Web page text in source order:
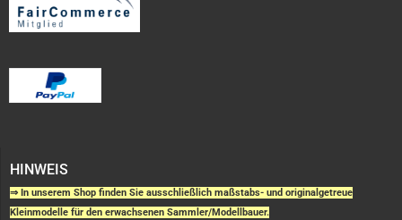
HINWEIS
⇒ In unserem Shop finden Sie ausschließlich maßstabs- und originalgetreue
Kleinmodelle für den erwachsenen Sammler/Modellbauer.